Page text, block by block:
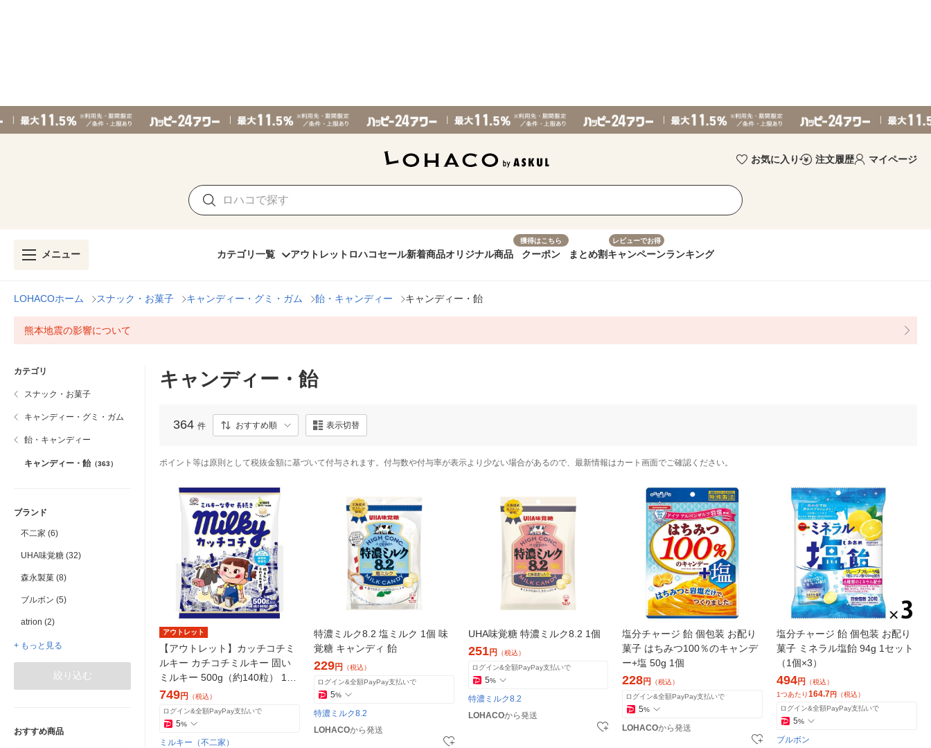
お気に入り 注文履歴 マイページ
メニュー カテゴリ一覧 アウトレット ロハコセール新着商品オリジナル商品
獲得はこちら
クーポン まとめ割
レビューでお得
キャンペーンランキング
LOHACOホーム スナック・お菓子 キャンディー・グミ・ガム 飴・キャンディー キャンディー・飴
熊本地震の影響について
カテゴリ
スナック・お菓子
キャンディー・グミ・ガム
飴・キャンディー
キャンディー・飴（363）
ブランド
不二家 (6)
UHA味覚糖 (32)
森永製菓 (8)
ブルボン (5)
atrion (2)
+ もっと見る
絞り込む
おすすめ商品
キャンディー・飴
364 件 おすすめ順 表示切替
ポイント等は原則として税抜金額に基づいて付与されます。付与数や付与率が表示より少ない場合があるので、最新情報はカート画面でご確認ください。
アウトレット
【アウトレット】カッチコチミ
ルキー カチコチミルキー 固い
ミルキー 500g（約140粒） 1袋
不二家 キャンディ 飴 個包装 限
定
749円 （税込）
ログイン&全額PayPay支払いで
5%
ミルキー（不二家）
特濃ミルク8.2 塩ミルク 1個 味
覚糖 キャンディ 飴
229円 （税込）
ログイン&全額PayPay支払いで
5%
特濃ミルク8.2
LOHACOから発送
UHA味覚糖 特濃ミルク8.2 1個
251円 （税込）
ログイン&全額PayPay支払いで
5%
特濃ミルク8.2
LOHACOから発送
塩分チャージ 飴 個包装 お配り
菓子 はちみつ100％のキャンデ
ー+塩 50g 1個
228円
（税込）
ログイン&全額PayPay支払いで
5%
LOHACOから発送
塩分チャージ 飴 個包装 お配り
菓子 ミネラル塩飴 94g 1セット
（1個×3）
494円
（税込）
1つあたり164.7円
（税込）
ログイン&全額PayPay支払いで
5%
ブルボン